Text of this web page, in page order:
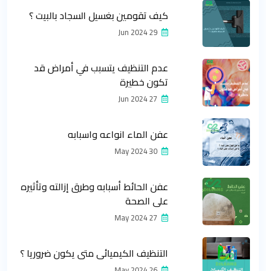
كيف تقومين بغسيل السجاد بالبيت ؟
عدم التنظيف يتسبب في أمراض قد
تكون خطيرة
عفن الماء انواعه واسبابه
عفن الحائط أسبابه وطرق إزالته وتأثيره
على الصحة
التنظيف الكيميائي متى يكون ضروريا ؟